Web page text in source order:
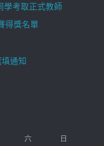
學考取正式教師
得獎名單
通知
六
日